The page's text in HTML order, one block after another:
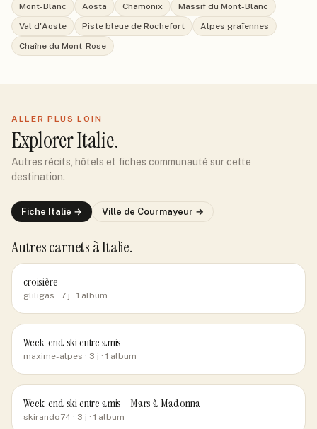
Mont-Blanc
Aosta Chamonix
Massif du Mont-Blanc
Val d'Aoste
Piste bleue de Rochefort
Alpes graïennes
Chaîne du Mont-Rose
ALLER PLUS LOIN
ExplorerItalie.
Autres récits, hôtels et fiches communauté sur cette
destination.
Fiche Italie → Ville de Courmayeur →
Autres carnets à Italie.
croisière
gliligas · 7 j · 1 album
Week-end ski entre amis
maxime-alpes · 3 j · 1 album
Week-end ski entre amis - Mars à Madonna
skirando74 · 3 j · 1 album